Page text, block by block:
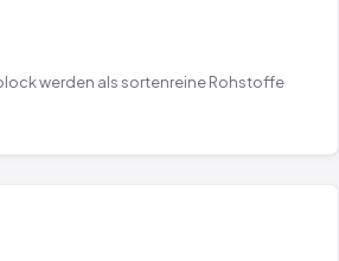
werden als sortenreine Rohstoffe